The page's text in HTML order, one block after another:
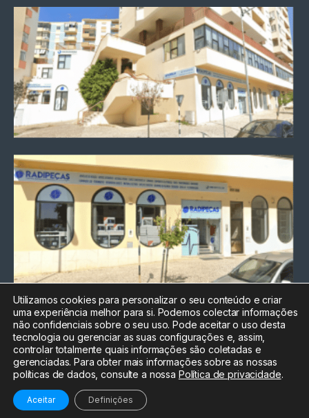
Chamada para a rede fixa
nacional
Electrónica:212
588 047
Informática:212
588 044
Utilizamos cookies para personalizar o seu conteúdo e criar
uma experiência melhor para si. Podemos colectar informações
não confidenciais sobre o seu uso. Pode aceitar o uso desta
tecnologia ou gerenciar as suas configurações e, assim,
controlar totalmente quais informações são coletadas e
gerenciadas. Para obter mais informações sobre as nossas
políticas de dados, consulte a nossa Política de privacidade.
Aceitar Definições